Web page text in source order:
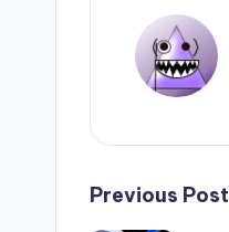
Post
Previous Post